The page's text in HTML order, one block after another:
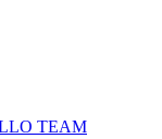
TEAM